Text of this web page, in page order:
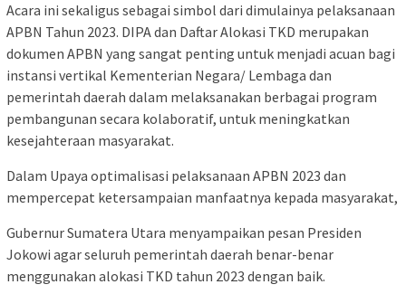
Acara ini sekaligus sebagai simbol dari dimulainya pelaksanaan
APBN Tahun 2023. DIPA dan Daftar Alokasi TKD merupakan
dokumen APBN yang sangat penting untuk menjadi acuan bagi
instansi vertikal Kementerian Negara/ Lembaga dan
pemerintah daerah dalam melaksanakan berbagai program
pembangunan secara kolaboratif, untuk meningkatkan
kesejahteraan masyarakat.
Dalam Upaya optimalisasi pelaksanaan APBN 2023 dan
mempercepat ketersampaian manfaatnya kepada masyarakat,
Gubernur Sumatera Utara menyampaikan pesan Presiden
Jokowi agar seluruh pemerintah daerah benar-benar
menggunakan alokasi TKD tahun 2023 dengan baik.